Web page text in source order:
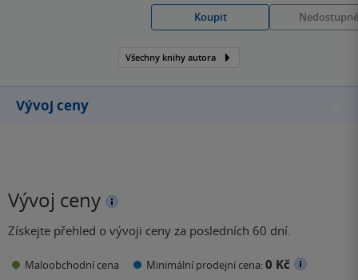
Koupit
Nedostupné
Všechny knihy autora
Vývoj ceny
Vývoj ceny
Získejte přehled o vývoji ceny za posledních 60 dní.
Maloobchodní cena Minimální prodejní cena:0 Kč